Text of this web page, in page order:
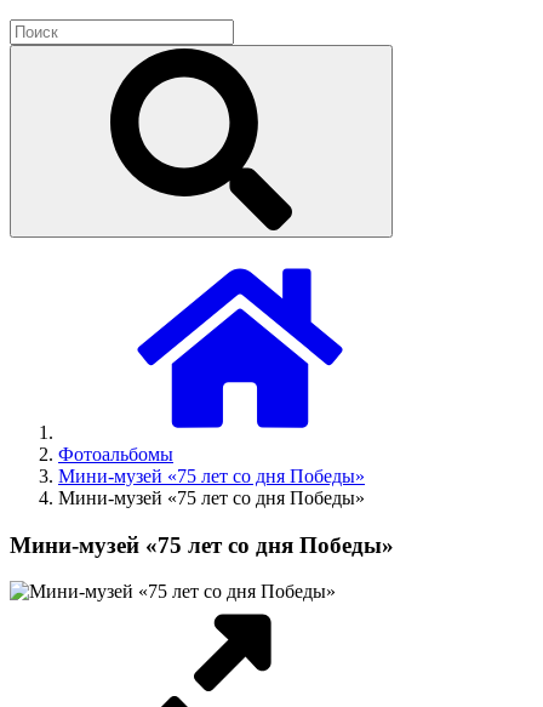
Фотоальбомы
Мини-музей «75 лет со дня Победы»
Мини-музей «75 лет со дня Победы»
Мини-музей «75 лет со дня Победы»